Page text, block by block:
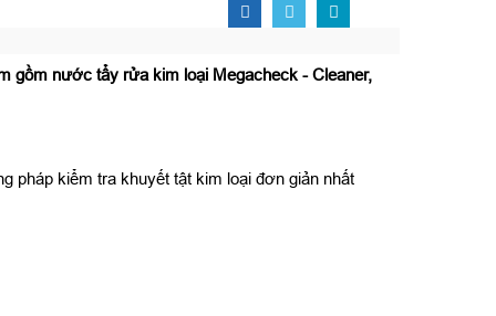
gồm nước tẩy rửa kim loại Megacheck - Cleaner,
kiểm tra khuyết tật kim loại đơn giản nhất